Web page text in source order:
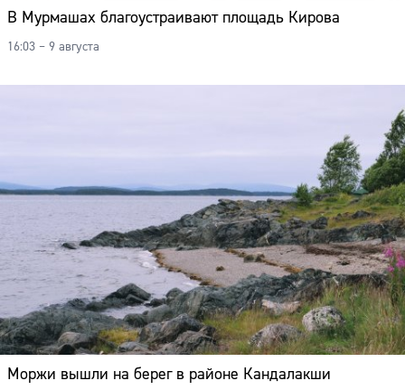
В Мурмашах благоустраивают площадь Кирова
16:03 – 9 августа
Моржи вышли на берег в районе Кандалакши